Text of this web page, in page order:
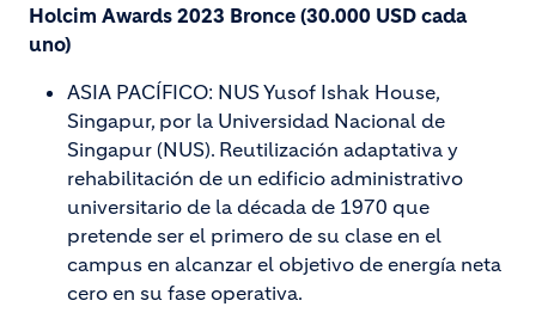
Holcim Awards 2023 Bronce (30.000 USD cada
uno)
ASIA PACÍFICO: NUS Yusof Ishak House,
Singapur, por la Universidad Nacional de
Singapur (NUS). Reutilización adaptativa y
rehabilitación de un edificio administrativo
universitario de la década de 1970 que
pretende ser el primero de su clase en el
campus en alcanzar el objetivo de energía neta
cero en su fase operativa.